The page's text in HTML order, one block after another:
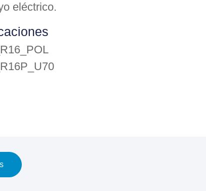
eléctrico.